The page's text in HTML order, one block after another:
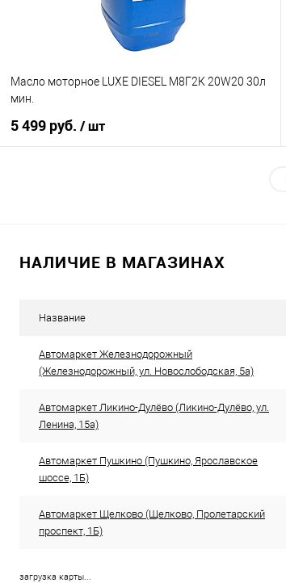
Масло моторное LUXE DIESEL М8Г2К 20W20 30л
мин.
5 499 руб. / шт
НАЛИЧИЕ В МАГАЗИНАХ
Название
Автомаркет Железнодорожный
(Железнодорожный, ул. Новослободская, 5а)
Автомаркет Ликино-Дулёво (Ликино-Дулёво, ул.
Ленина, 15а)
Автомаркет Пушкино (Пушкино, Ярославское
шоссе, 1Б)
Автомаркет Щелково (Щелково, Пролетарский
проспект, 1Б)
загрузка карты...